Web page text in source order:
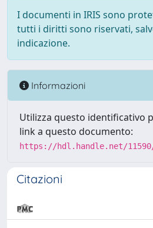
I documenti in IRIS sono
tutti i diritti sono riservati,
indicazione.
Informazioni
Utilizza questo identificativo
link a questo documento:
https://hdl.handle.net/11590/
Citazioni